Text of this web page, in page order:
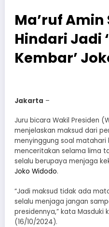
Ma’ruf Amin
Hindari Jadi
Kembar’
Jakarta –
Juru bicara Wakil Presiden
menjelaskan maksud dari
menyinggung soal matahari
menceritakan selama lima
selalu berupaya menjaga
Joko Widodo.
“Jadi maksud tidak ada
selalu menjaga jangan
presidennya,” kata Masduki
(16/10/2024).